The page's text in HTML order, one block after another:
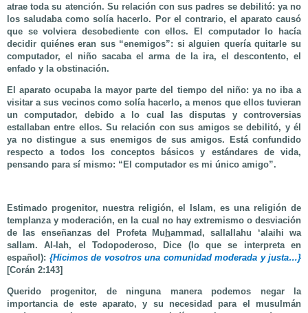
atrae toda su atención. Su relación con sus padres se debilitó: ya no
los saludaba como solía hacerlo. Por el contrario, el aparato causó
que se volviera desobediente con ellos. El computador lo hacía
decidir quiénes eran sus “enemigos”: si alguien quería quitarle su
computador, el niño sacaba el arma de la ira, el descontento, el
enfado y la obstinación.
El aparato ocupaba la mayor parte del tiempo del niño: ya no iba a
visitar a sus vecinos como solía hacerlo, a menos que ellos tuvieran
un computador, debido a lo cual las disputas y controversias
estallaban entre ellos. Su relación con sus amigos se debilitó, y él
ya no distingue a sus enemigos de sus amigos. Está confundido
respecto a todos los conceptos básicos y estándares de vida,
pensando para sí mismo: “El computador es mi único amigo”.
Estimado progenitor, nuestra religión, el Islam, es una religión de
templanza y moderación, en la cual no hay extremismo o desviación
de las enseñanzas del Profeta Muhammad, sallallahu ‘alaihi wa
sallam. Al-lah, el Todopoderoso, Dice (lo que se interpreta en
español): {Hicimos de vosotros una comunidad moderada y justa…}
[Corán 2:143]
Querido progenitor, de ninguna manera podemos negar la
importancia de este aparato, y su necesidad para el musulmán